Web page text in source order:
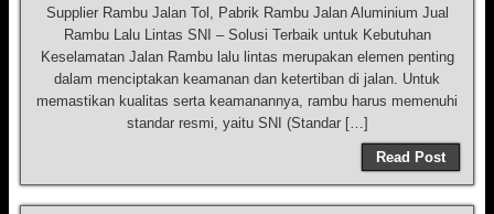
Supplier Rambu Jalan Tol, Pabrik Rambu Jalan Aluminium Jual
Rambu Lalu Lintas SNI – Solusi Terbaik untuk Kebutuhan
Keselamatan Jalan Rambu lalu lintas merupakan elemen penting
dalam menciptakan keamanan dan ketertiban di jalan. Untuk
memastikan kualitas serta keamanannya, rambu harus memenuhi
standar resmi, yaitu SNI (Standar […]
Read Post